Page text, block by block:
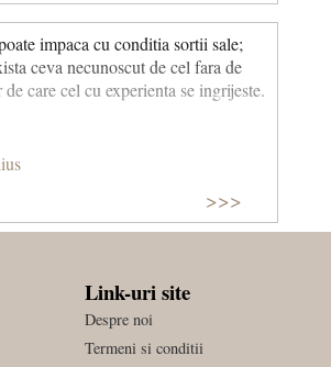
impaca cu conditia sortii sale;
ceva necunoscut de cel fara de
care cel cu experienta se ingrijeste.
>>>
Link-uri site
Despre noi
Termeni si conditii